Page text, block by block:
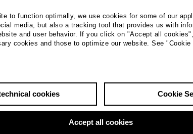
Freitag im
to function optimally, we use cookies for some of our
media, but also a tracking tool that provides us with
and user behavior. If you click on "Accept all
cookies and those to optimize our website. See
cookies Cookie
Accept all cookies